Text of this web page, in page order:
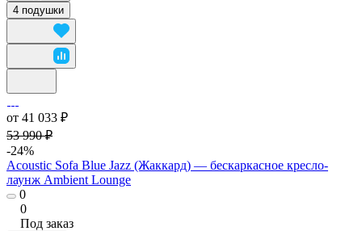
4 подушки
от 41 033 ₽
53 990 ₽
-24%
Acoustic Sofa Blue Jazz (Жаккард) — бескаркасное кресло-
лаунж Ambient Lounge
0
0
Под заказ